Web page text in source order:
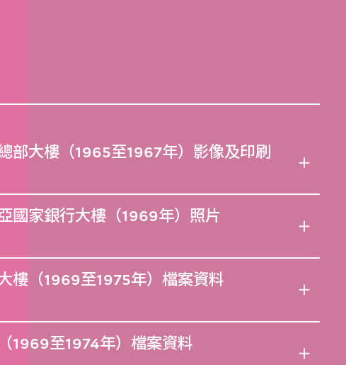
部大樓（1965至1967年）影像及印刷
國家銀行大樓（1969年）照片
樓（1969至1975年）檔案資料
1969至1974年）檔案資料